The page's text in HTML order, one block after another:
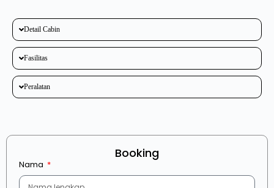
Detail Cabin
Fasilitas
Peralatan
Booking
Nama